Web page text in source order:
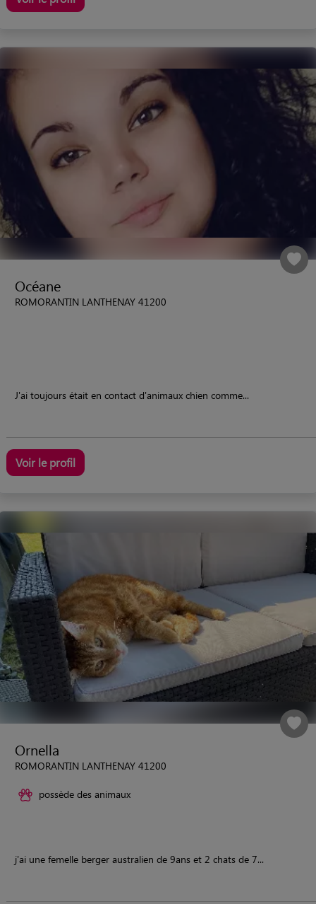
Océane
ROMORANTIN LANTHENAY 41200
J'ai toujours était en contact d'animaux chien comme...
Voir le profil
Ornella
ROMORANTIN LANTHENAY 41200
possède des animaux
j'ai une femelle berger australien de 9ans et 2 chats de 7...